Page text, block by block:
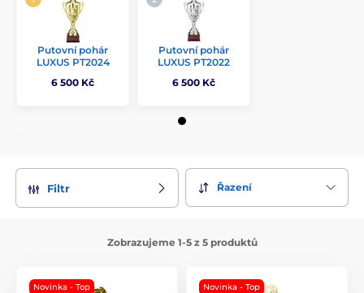
Putovní pohár
LUXUS PT2024
6 500 Kč
Putovní pohár
LUXUS PT2022
6 500 Kč
Filtr Řazení
Zobrazujeme 1-5 z 5 produktů
Novinka - Top Novinka - Top